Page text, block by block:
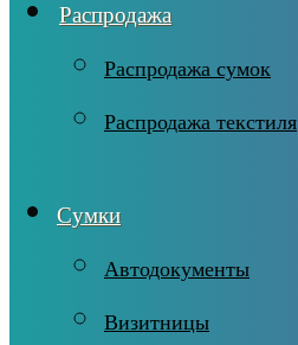
Распродажа
Распродажа сумок
Распродажа текстиля
Сумки
Автодокументы
Визитницы